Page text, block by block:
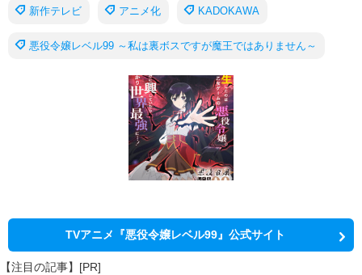
新作テレビ アニメ化 KADOKAWA
悪役令嬢レベル99 ～私は裏ボスですが魔王ではありません～
TVアニメ『悪役令嬢レベル99』公式サイト
【注目の記事】[PR]